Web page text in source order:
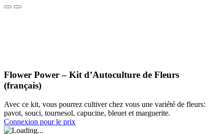
Flower Power – Kit d’Autoculture de Fleurs
(français)
Avec ce kit, vous pourrez cultiver chez vous une variété de fleurs:
pavot, souci, tournesol, capucine, bleuet et marguerite.
Connexion pour le prix